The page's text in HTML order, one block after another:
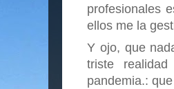
profesionales
ellos me la
Y ojo, que
triste
pandemia.: